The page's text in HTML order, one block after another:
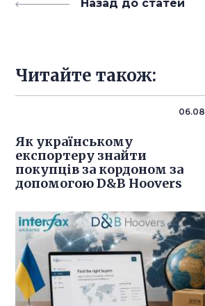
Назад до статей
Читайте також:
06.08
Як українському
експортеру знайти
покупців за кордоном за
допомогою D&B Hoovers